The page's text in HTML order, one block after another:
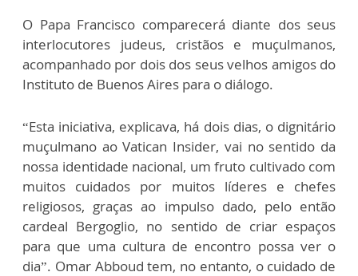
O Papa Francisco comparecerá diante dos seus
interlocutores judeus, cristãos e muçulmanos,
acompanhado por dois dos seus velhos amigos do
Instituto de Buenos Aires para o diálogo.
“Esta iniciativa, explicava, há dois dias, o dignitário
muçulmano ao Vatican Insider, vai no sentido da
nossa identidade nacional, um fruto cultivado com
muitos cuidados por muitos líderes e chefes
religiosos, graças ao impulso dado, pelo então
cardeal Bergoglio, no sentido de criar espaços
para que uma cultura de encontro possa ver o
dia”. Omar Abboud tem, no entanto, o cuidado de